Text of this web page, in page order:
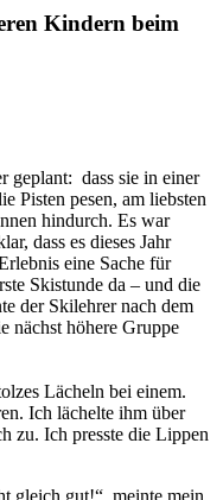
Kindern beim
geplant: dass sie in einer
Pisten pesen, am liebsten
hindurch. Es war
dass es dieses Jahr
eine Sache für
Skistunde da – und die
der Skilehrer nach dem
nächst höhere Gruppe
Lächeln bei einem.
Ich lächelte ihm über
zu. Ich presste die Lippen